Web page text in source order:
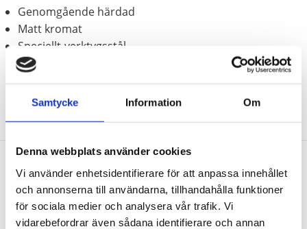
Samtycke Information Om
Denna webbplats använder cookies
Vi använder enhetsidentifierare för att anpassa innehållet
och annonserna till användarna, tillhandahålla funktioner
för sociala medier och analysera vår trafik. Vi
vidarebefordrar även sådana identifierare och annan
Genomgående härdad
Matt kromat
Speciellt-verktygsstål
Nyhetsbrev